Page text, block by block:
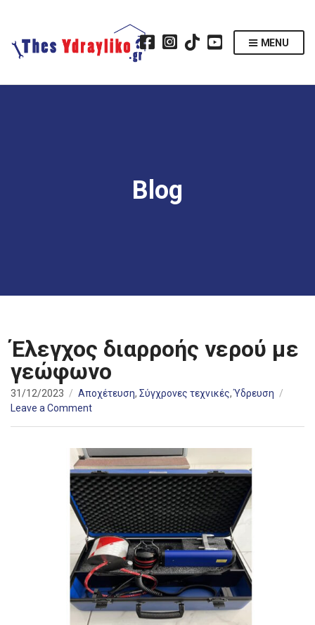
MENU
Blog
Έλεγχος διαρροής νερού με
γεώφωνο
31/12/2023 Αποχέτευση, Σύγχρονες τεχνικές,Ύδρευση
Leave a Commenton
νερού
με
γεώφωνο